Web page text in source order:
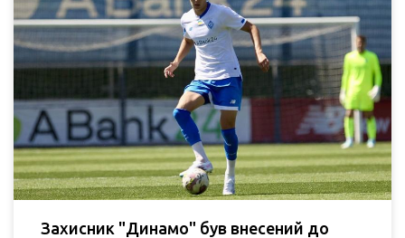
Захисник "Динамо" був внесений до